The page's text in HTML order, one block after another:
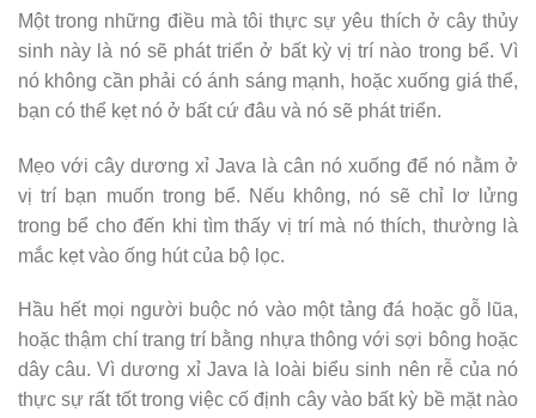
Một trong những điều mà tôi thực sự yêu thích ở cây thủy
sinh này là nó sẽ phát triển ở bất kỳ vị trí nào trong bể. Vì
nó không cần phải có ánh sáng mạnh, hoặc xuống giá thể,
bạn có thể kẹt nó ở bất cứ đâu và nó sẽ phát triển.
Mẹo với cây dương xỉ Java là cân nó xuống để nó nằm ở
vị trí bạn muốn trong bể. Nếu không, nó sẽ chỉ lơ lửng
trong bể cho đến khi tìm thấy vị trí mà nó thích, thường là
mắc kẹt vào ống hút của bộ lọc.
Hầu hết mọi người buộc nó vào một tảng đá hoặc gỗ lũa,
hoặc thậm chí trang trí bằng nhựa thông với sợi bông hoặc
dây câu. Vì dương xỉ Java là loài biểu sinh nên rễ của nó
thực sự rất tốt trong việc cố định cây vào bất kỳ bề mặt nào